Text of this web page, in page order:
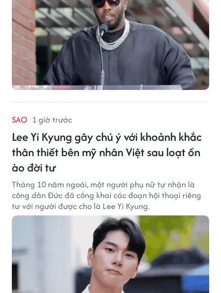
SAO 1 giờ trước
Lee Yi Kyung gây chú ý với khoảnh khắc
thân thiết bên mỹ nhân Việt sau loạt ồn
ào đời tư
Tháng 10 năm ngoái, một người phụ nữ tự nhận là
công dân Đức đã công khai các đoạn hội thoại riêng
tư với người được cho là Lee Yi Kyung.